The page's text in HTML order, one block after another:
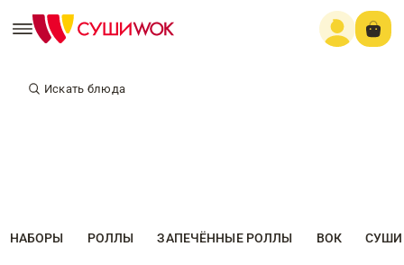
Искать блюда
НАБОРЫ РОЛЛЫ ЗАПЕЧЁННЫЕ РОЛЛЫ ВОК СУШИ